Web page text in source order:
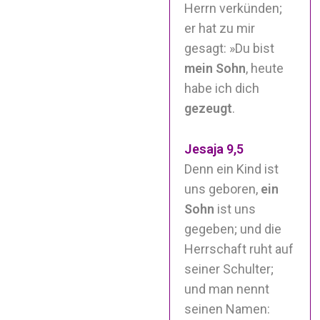
Herrn verkünden;
er hat zu mir
gesagt: »Du bist
mein Sohn, heute
habe ich dich
gezeugt.
Jesaja 9,5
Denn ein Kind ist
uns geboren, ein
Sohn ist uns
gegeben; und die
Herrschaft ruht auf
seiner Schulter;
und man nennt
seinen Namen: